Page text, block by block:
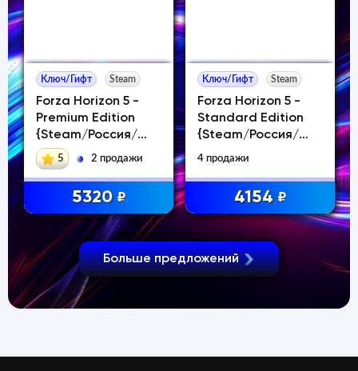
Ключ/Гифт Steam
Forza Horizon 5 -
Premium Edition
{Steam/Россия/
СНГ}
5 2 продажи
5320 ₽
Ключ/Гифт Steam
Forza Horizon 5 -
Standard Edition
{Steam/Россия/
СНГ}
4 продажи
4154 ₽
Больше предложений